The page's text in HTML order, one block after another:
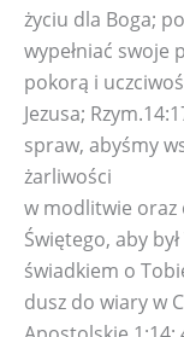
życiu dla Boga;
wypełniać swoje
pokorą i
Jezusa;
spraw, abyśmy
żarliwości
w modlitwie oraz
Świętego, aby
świadkiem o
dusz do wiary w